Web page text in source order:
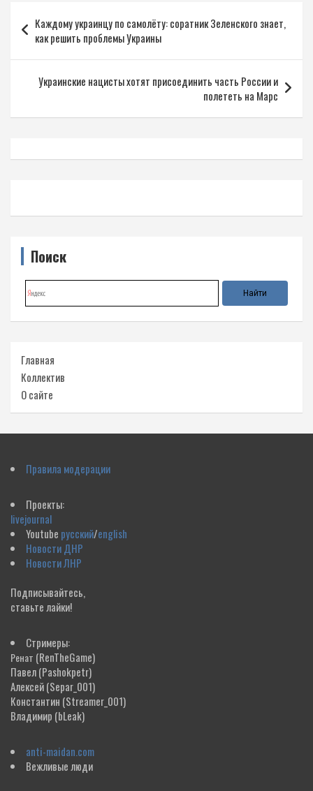
по
записям
Каждому украинцу по самолёту: соратник Зеленского знает,
как решить проблемы Украины
Украинские нацисты хотят присоединить часть России и
полететь на Марс
Поиск
Главная
Коллектив
О сайте
Правила модерации
Проекты:
livejournal
Youtube русский/english
Новости ДНР
Новости ЛНР
Подписывайтесь,
ставьте лайки!
Стримеры:
Ренат (RenTheGame)
Павел(Pashokpetr)
Алексей(Separ_001)
Константин (Streamer_001)
Владимир (bLeak)
anti-maidan.com
Вежливые люди